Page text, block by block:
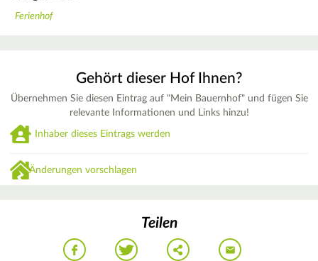
Ferienhof
Gehört dieser Hof Ihnen?
Übernehmen Sie diesen Eintrag auf "Mein Bauernhof" und fügen Sie
relevante Informationen und Links hinzu!
Inhaber dieses Eintrags werden
Änderungen vorschlagen
Teilen